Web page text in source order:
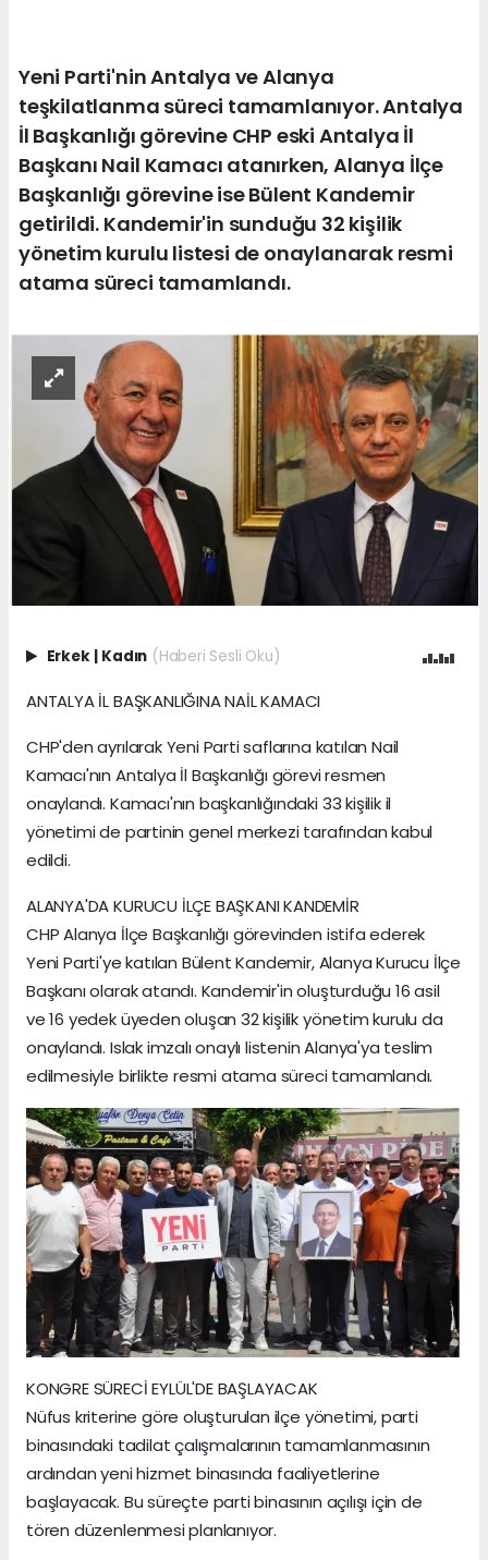
Yeni Parti'nin Antalya ve Alanya
teşkilatlanma süreci tamamlanıyor. Antalya
İl Başkanlığı görevine CHP eski Antalya İl
Başkanı Nail Kamacı atanırken, Alanya İlçe
Başkanlığı görevine ise Bülent Kandemir
getirildi. Kandemir'in sunduğu 32 kişilik
yönetim kurulu listesi de onaylanarak resmi
atama süreci tamamlandı.
Erkek | Kadın (Haberi Sesli Oku)
ANTALYA İL BAŞKANLIĞINA NAİL KAMACI
CHP'den ayrılarak Yeni Parti saflarına katılan Nail
Kamacı'nın Antalya İl Başkanlığı görevi resmen
onaylandı. Kamacı'nın başkanlığındaki 33 kişilik il
yönetimi de partinin genel merkezi tarafından kabul
edildi.
ALANYA'DA KURUCU İLÇE BAŞKANI KANDEMİR
CHP Alanya İlçe Başkanlığı görevinden istifa ederek
Yeni Parti'ye katılan Bülent Kandemir, Alanya Kurucu İlçe
Başkanı olarak atandı. Kandemir'in oluşturduğu 16 asil
ve 16 yedek üyeden oluşan 32 kişilik yönetim kurulu da
onaylandı. Islak imzalı onaylı listenin Alanya'ya teslim
edilmesiyle birlikte resmi atama süreci tamamlandı.
KONGRE SÜRECİ EYLÜL'DE BAŞLAYACAK
Nüfus kriterine göre oluşturulan ilçe yönetimi, parti
binasındaki tadilat çalışmalarının tamamlanmasının
ardından yeni hizmet binasında faaliyetlerine
başlayacak. Bu süreçte parti binasının açılışı için de
tören düzenlenmesi planlanıyor.